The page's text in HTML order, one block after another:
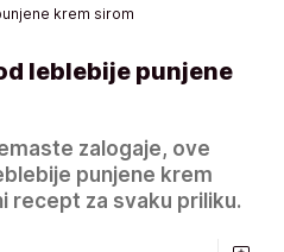
krem sirom
leblebije punjene
zalogaje, ove
punjene krem
recept za svaku priliku.